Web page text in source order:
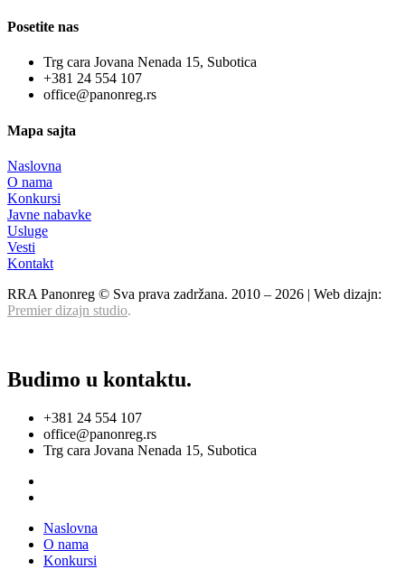
Posetite nas
Trg cara Jovana Nenada 15, Subotica
+381 24 554 107
office@panonreg.rs
Mapa sajta
Naslovna
O nama
Konkursi
Javne nabavke
Usluge
Vesti
Kontakt
RRA Panonreg © Sva prava zadržana. 2010 – 2026 | Web dizajn:
Premier dizajn studio.
Budimo u kontaktu.
+381 24 554 107
office@panonreg.rs
Trg cara Jovana Nenada 15, Subotica
Naslovna
O nama
Konkursi